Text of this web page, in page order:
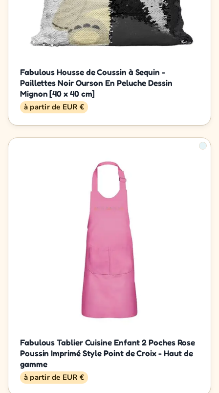
Fabulous Housse de Coussin à Sequin -
Paillettes Noir Ourson En Peluche Dessin
Mignon [40 x 40 cm]
à partir de EUR €
Fabulous Tablier Cuisine Enfant 2 Poches Rose
Poussin Imprimé Style Point de Croix - Haut de
gamme
à partir de EUR €